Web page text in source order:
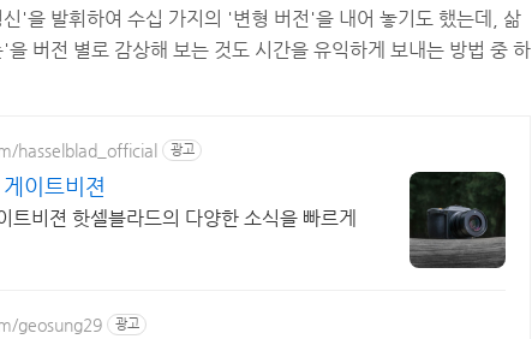
'을 발휘하여 수십 가지의 '변형 버전'을 내어 놓기도 했는데, 삶
버전 별로 감상해 보는 것도 시간을 유익하게 보내는 방법 중 하
hasselblad_official 광고
이트비젼
트비젼 핫셀블라드의 다양한 소식을 빠르게
geosung29 광고